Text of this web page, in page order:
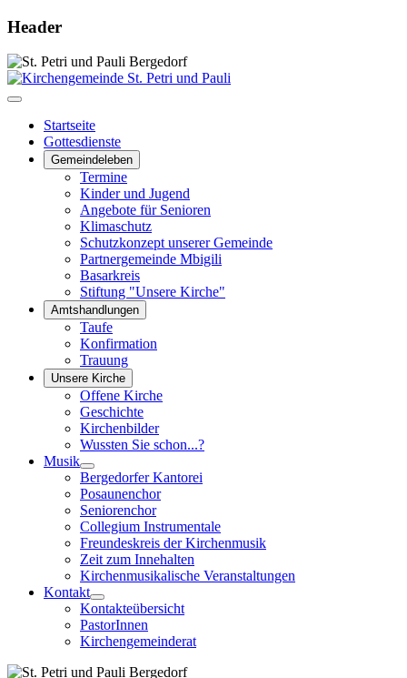
Header
Startseite
Gottesdienste
Gemeindeleben
Termine
Kinder und Jugend
Angebote für Senioren
Klimaschutz
Schutzkonzept unserer Gemeinde
Partnergemeinde Mbigili
Basarkreis
Stiftung "Unsere Kirche"
Amtshandlungen
Taufe
Konfirmation
Trauung
Unsere Kirche
Offene Kirche
Geschichte
Kirchenbilder
Wussten Sie schon...?
Musik
Bergedorfer Kantorei
Posaunenchor
Seniorenchor
Collegium Instrumentale
Freundeskreis der Kirchenmusik
Zeit zum Innehalten
Kirchenmusikalische Veranstaltungen
Kontakt
Kontakteübersicht
PastorInnen
Kirchengemeinderat